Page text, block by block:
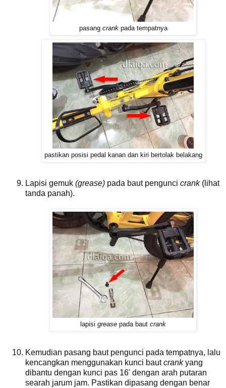
pasang crankpada tempatnya
pastikan posisi pedal kanan dan kiri bertolak belakang
Lapisi gemuk (grease) pada baut pengunci crank(lihat
tanda panah).
lapisi grease pada baut crank
Kemudian pasang baut pengunci pada tempatnya, lalu
kencangkan menggunakan kunci bautcrankyang
dibantu dengan kunci pas 16' dengan arah putaran
searah jarum jam. Pastikan dipasang dengan benar